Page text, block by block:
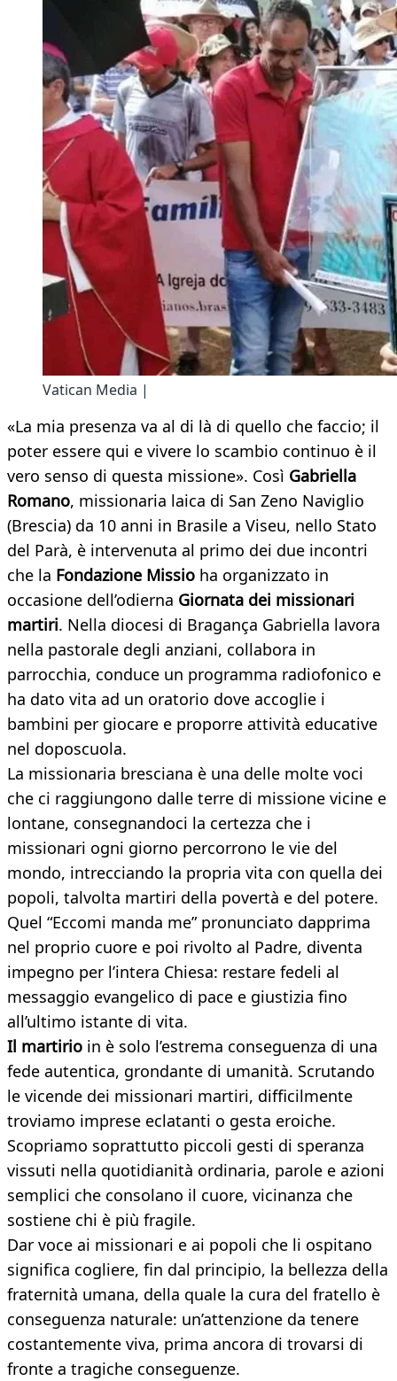
Vatican Media |
«La mia presenza va al di là di quello che faccio; il
poter essere qui e vivere lo scambio continuo è il
vero senso di questa missione». Così Gabriella
Romano, missionaria laica di San Zeno Naviglio
(Brescia) da 10 anni in Brasile a Viseu, nello Stato
del Parà, è intervenuta al primo dei due incontri
che la Fondazione Missio ha organizzato in
occasione dell’odierna Giornata dei missionari
martiri. Nella diocesi di Bragança Gabriella lavora
nella pastorale degli anziani, collabora in
parrocchia, conduce un programma radiofonico e
ha dato vita ad un oratorio dove accoglie i
bambini per giocare e proporre attività educative
nel doposcuola.
La missionaria bresciana è una delle molte voci
che ci raggiungono dalle terre di missione vicine e
lontane, consegnandoci la certezza che i
missionari ogni giorno percorrono le vie del
mondo, intrecciando la propria vita con quella dei
popoli, talvolta martiri della povertà e del potere.
Quel “Eccomi manda me” pronunciato dapprima
nel proprio cuore e poi rivolto al Padre, diventa
impegno per l’intera Chiesa: restare fedeli al
messaggio evangelico di pace e giustizia fino
all’ultimo istante di vita.
Il martirio in è solo l’estrema conseguenza di una
fede autentica, grondante di umanità. Scrutando
le vicende dei missionari martiri, difficilmente
troviamo imprese eclatanti o gesta eroiche.
Scopriamo soprattutto piccoli gesti di speranza
vissuti nella quotidianità ordinaria, parole e azioni
semplici che consolano il cuore, vicinanza che
sostiene chi è più fragile.
Dar voce ai missionari e ai popoli che li ospitano
significa cogliere, fin dal principio, la bellezza della
fraternità umana, della quale la cura del fratello è
conseguenza naturale: un’attenzione da tenere
costantemente viva, prima ancora di trovarsi di
fronte a tragiche conseguenze.